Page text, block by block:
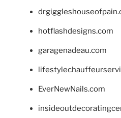
hotflashdesigns.com
garagenadeau.com
EverNewNails.com